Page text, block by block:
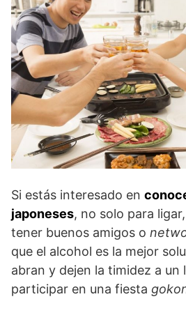
Si estás interesado en
japoneses, no solo para
tener buenos amigos o
que el alcohol es la mejor
abran y dejen la timidez a un
participar en una fiesta